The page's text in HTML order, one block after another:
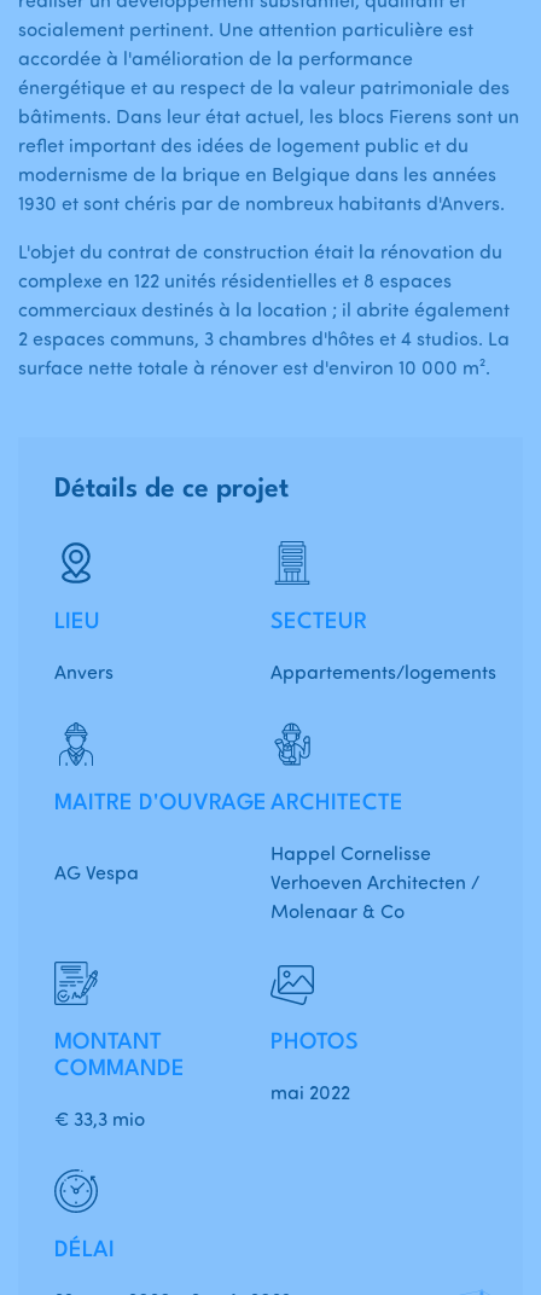
socialement pertinent. Une attention particulière est
accordée à l'amélioration de la performance
énergétique et au respect de la valeur patrimoniale des
bâtiments. Dans leur état actuel, les blocs Fierens sont un
reflet important des idées de logement public et du
modernisme de la brique en Belgique dans les années
1930 et sont chéris par de nombreux habitants d'Anvers.
L'objet du contrat de construction était la rénovation du
complexe en 122 unités résidentielles et 8 espaces
commerciaux destinés à la location ; il abrite également
2 espaces communs, 3 chambres d'hôtes et 4 studios. La
surface nette totale à rénover est d'environ 10 000 m².
LIEU
Anvers
SECTEUR
Appartements/logements
MAITRE D'OUVRAGE
AG Vespa
ARCHITECTE
Happel Cornelisse
Verhoeven Architecten /
Molenaar & Co
MONTANT
COMMANDE
€ 33,3 mio
DÉLAI
PHOTOS
mai 2022
Détails de ce projet